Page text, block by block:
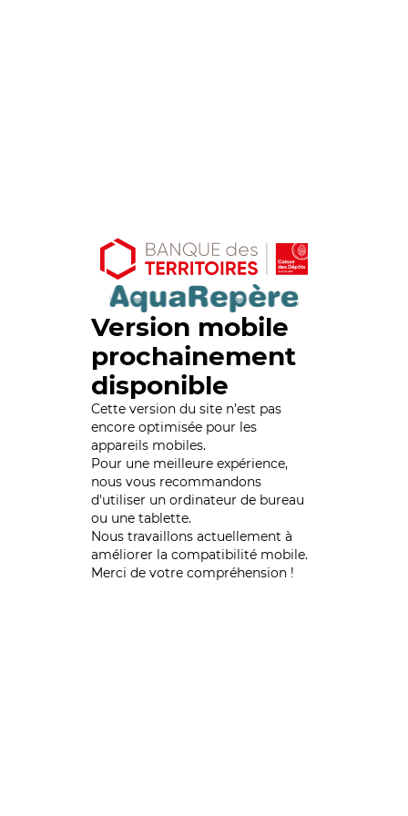
Version mobile
prochainement
disponible
Cette version du site n’est pas
encore optimisée pour les
appareils mobiles.
Pour une meilleure expérience,
nous vous recommandons
d'utiliser un ordinateur de bureau
ou une tablette.
Nous travaillons actuellement à
améliorer la compatibilité mobile.
Merci de votre compréhension !